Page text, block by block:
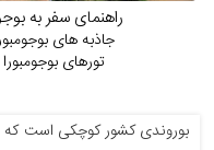
راهنمای سفر به
جاذبه های
تورهای بوجومبورا